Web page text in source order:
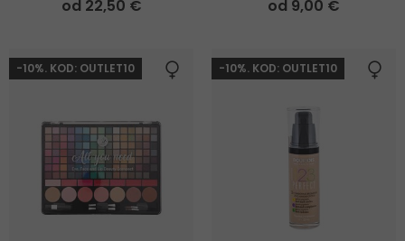
od 22,50 € od 9,00 €
-10%. KOD: OUTLET10 -10%. KOD: OUTLET10